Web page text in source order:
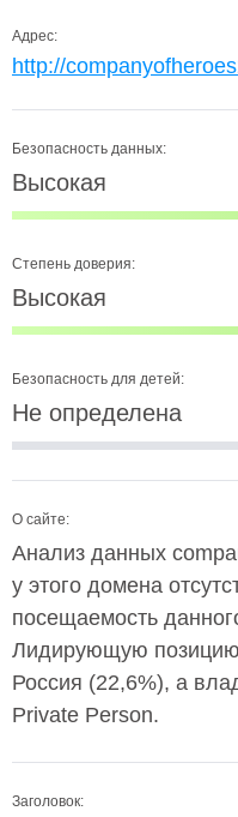
Адрес:
http://
Безопасность данных:
Высокая
Степень доверия:
Высокая
Безопасность для детей:
Не определена
О сайте:
Анализ данных
у этого домена
посещаемость
Лидирующую
Россия (22,6%), а
Private Person.
Заголовок: